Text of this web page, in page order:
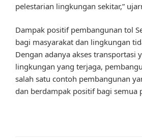
pelestarian lingkungan sekitar,”
Dampak positif pembangunan tol
bagi masyarakat dan lingkungan
Dengan adanya akses transportasi
lingkungan yang terjaga,
salah satu contoh pembangunan
dan berdampak positif bagi semua